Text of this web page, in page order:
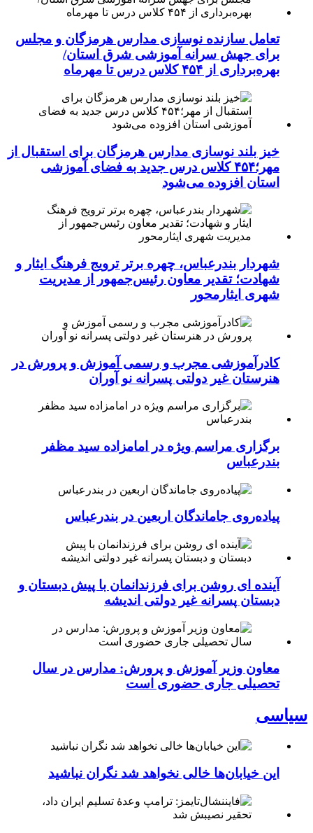
تعامل سازنده نوسازی مدارس هرمزگان و مجلس
برای جهش سرانه آموزشی شرق استان/
بهره‌برداری از ۴۵۴ کلاس درس تا مهرماه
خیز بلند نوسازی مدارس هرمزگان برای استقبال از
مهر؛۴۵۴ کلاس درس جدید به فضای آموزشی
استان افزوده می‌شود
شهردار بندرعباس، چهره برتر ترویج فرهنگ ایثار و
شهادت؛ تقدیر معاون رئیس‌جمهور از مدیریت
شهری ایثارمحور
کادرآموزشی مجرب و رسمی آموزش و پرورش در
هنرستان غیر دولتی پسرانه نو آوران
برگزاری مراسم ویژه در امامزاده سید مظفر
بندرعباس
پیاده‌روی جاماندگان اربعین در بندرعباس
آینده ای روشن برای فرزندانمان با پیش دبستان و
دبستان پسرانه غیر دولتی اندیشه
معاون وزیر آموزش و پرورش: مدارس در سال
تحصیلی جاری حضوری است
سیاسی
این خیابان‌ها خالی نخواهد شد نگران نباشید